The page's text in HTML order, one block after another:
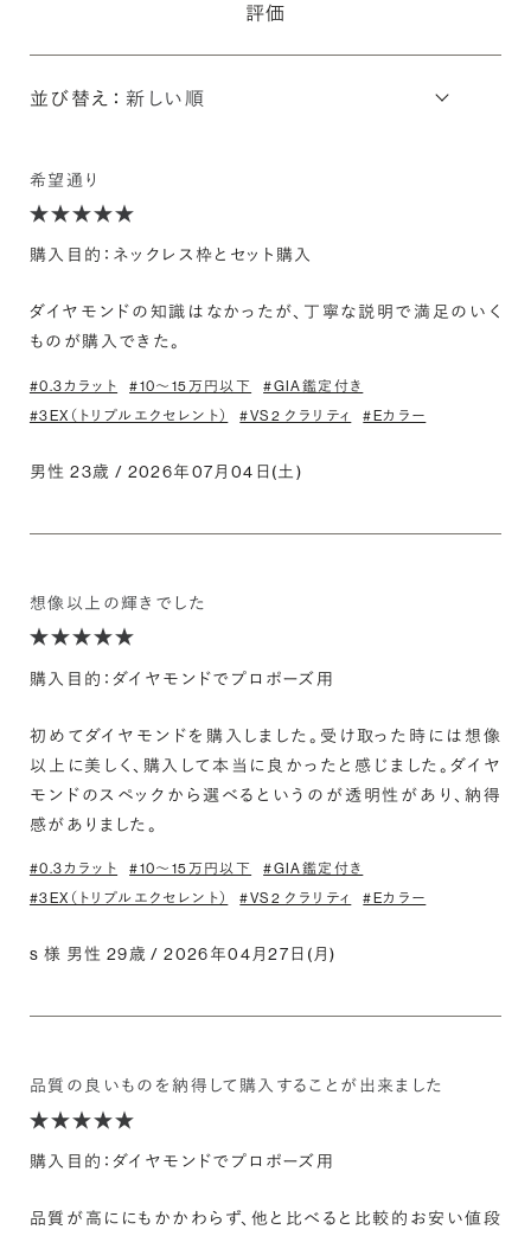
評価
並び替え：
希望通り
購入目的：ネックレス枠とセット購入
ダイヤモンドの知識はなかったが、丁寧な説明で満足のいく
ものが購入できた。
#0.3カラット #10〜15万円以下
#GIA鑑定付き
#3EX（トリプルエクセレント）
#VS2 クラリティ #Eカラー
男性 23歳 / 2026年07月04日(土)
想像以上の輝きでした
購入目的：ダイヤモンドでプロポーズ用
初めてダイヤモンドを購入しました。受け取った時には想像
以上に美しく、購入して本当に良かったと感じました。ダイヤ
モンドのスペックから選べるというのが透明性があり、納得
感がありました。
#0.3カラット #10〜15万円以下
#GIA鑑定付き
#3EX（トリプルエクセレント）
#VS2 クラリティ #Eカラー
s 様 男性 29歳 / 2026年04月27日(月)
品質の良いものを納得して購入することが出来ました
購入目的：ダイヤモンドでプロポーズ用
品質が高ににもかかわらず、他と比べると比較的お安い値段